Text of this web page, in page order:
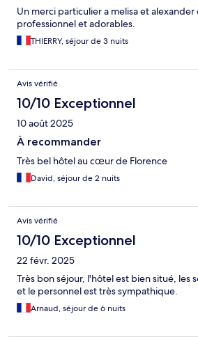
Un merci particulier a melisa et
professionnel et adorables.
THIERRY, séjour de 3 nuits
Avis vérifié
10/10 Exceptionnel
10 août 2025
À recommander
Très bel hôtel au cœur de Florence
David, séjour de 2 nuits
Avis vérifié
10/10 Exceptionnel
22 févr. 2025
Très bon séjour, l'hôtel est bien situé, les
et le personnel est très sympathique.
Arnaud, séjour de 6 nuits